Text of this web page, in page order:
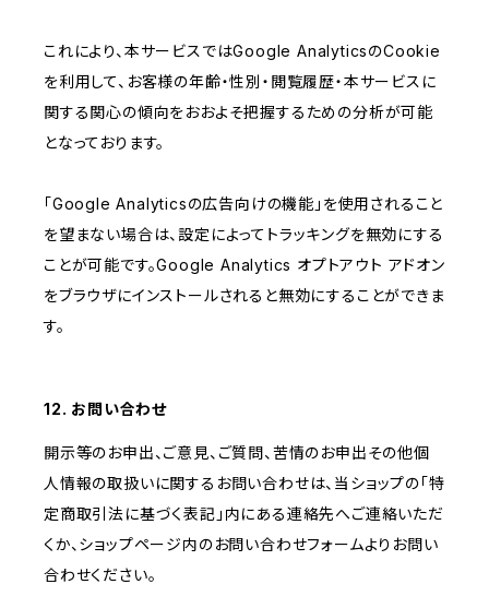
これにより、本サービスではGoogle AnalyticsのCookie
を利用して、お客様の年齢・性別・閲覧履歴・本サービスに
関する関心の傾向をおおよそ把握するための分析が可能
となっております。
「Google Analyticsの広告向けの機能」を使用されること
を望まない場合は、設定によってトラッキングを無効にする
ことが可能です。Google Analytics オプトアウト アドオン
をブラウザにインストールされると無効にすることができま
す。
12. お問い合わせ
開示等のお申出、ご意見、ご質問、苦情のお申出その他個
人情報の取扱いに関するお問い合わせは、当ショップの「特
定商取引法に基づく表記」内にある連絡先へご連絡いただ
くか、ショップページ内のお問い合わせフォームよりお問い
合わせください。